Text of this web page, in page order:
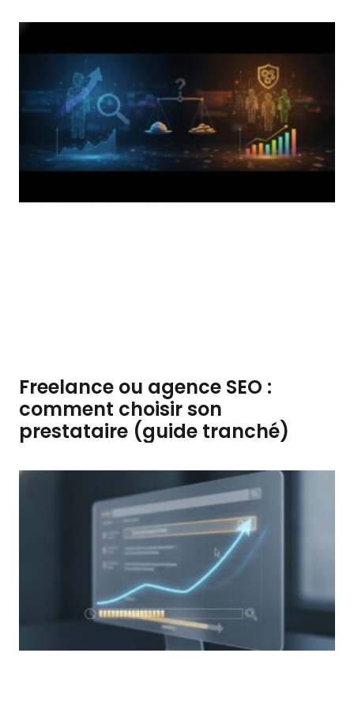
Freelance ou agence SEO :
comment choisir son
prestataire (guide tranché)